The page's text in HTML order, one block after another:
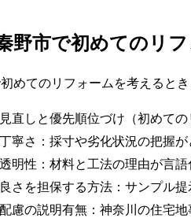
野市で初めてのリ
めてのリフォームを考えると
直しと優先順位づけ（初めての
寧さ：採寸や劣化状況の把握
明性：材料と工法の理由が言
さを担保する方法：サンプル
慮の説明有無：神奈川の住宅